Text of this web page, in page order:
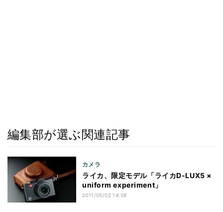
編集部が選ぶ関連記事
カメラ
ライカ、限定モデル「ライカD-LUX5 ×
uniform experiment」
2011/05/02 14:58